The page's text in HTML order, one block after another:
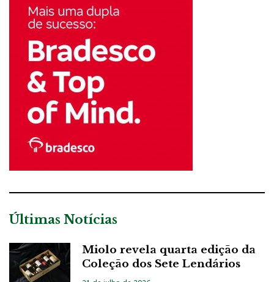
Últimas Notícias
Miolo revela quarta edição da
Coleção dos Sete Lendários